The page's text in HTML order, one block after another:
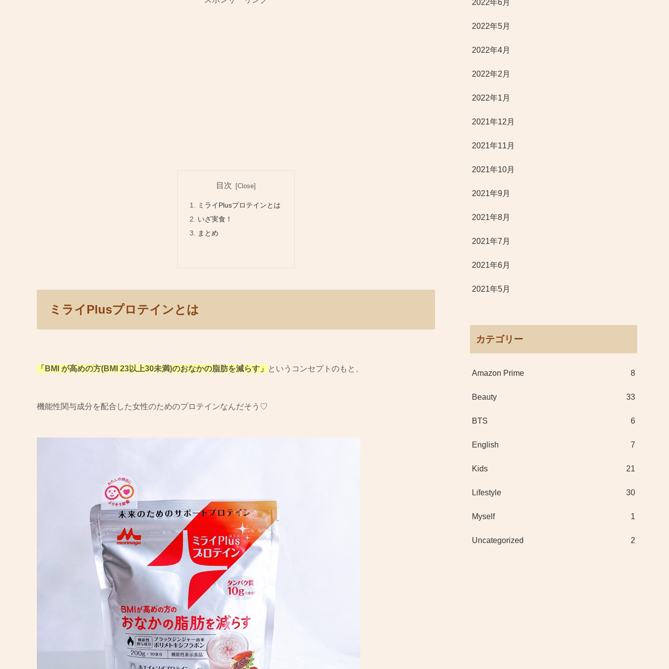
目次
ミライPlusプロテインとは
いざ実食！
まとめ
ミライPlusプロテインとは
「BMI が高めの方(BMI 23以上30未満)のおなかの脂肪を減らす」 というコンセプトのもと、
機能性関与成分を配合した女性のためのプロテインなんだそう♡
2022年6月
2022年5月
2022年4月
2022年2月
2022年1月
2021年12月
2021年11月
2021年10月
2021年9月
2021年8月
2021年7月
2021年6月
2021年5月
カテゴリー
Amazon Prime 8
Beauty 33
BTS 6
English 7
Kids 21
Lifestyle 30
Myself 1
Uncategorized 2